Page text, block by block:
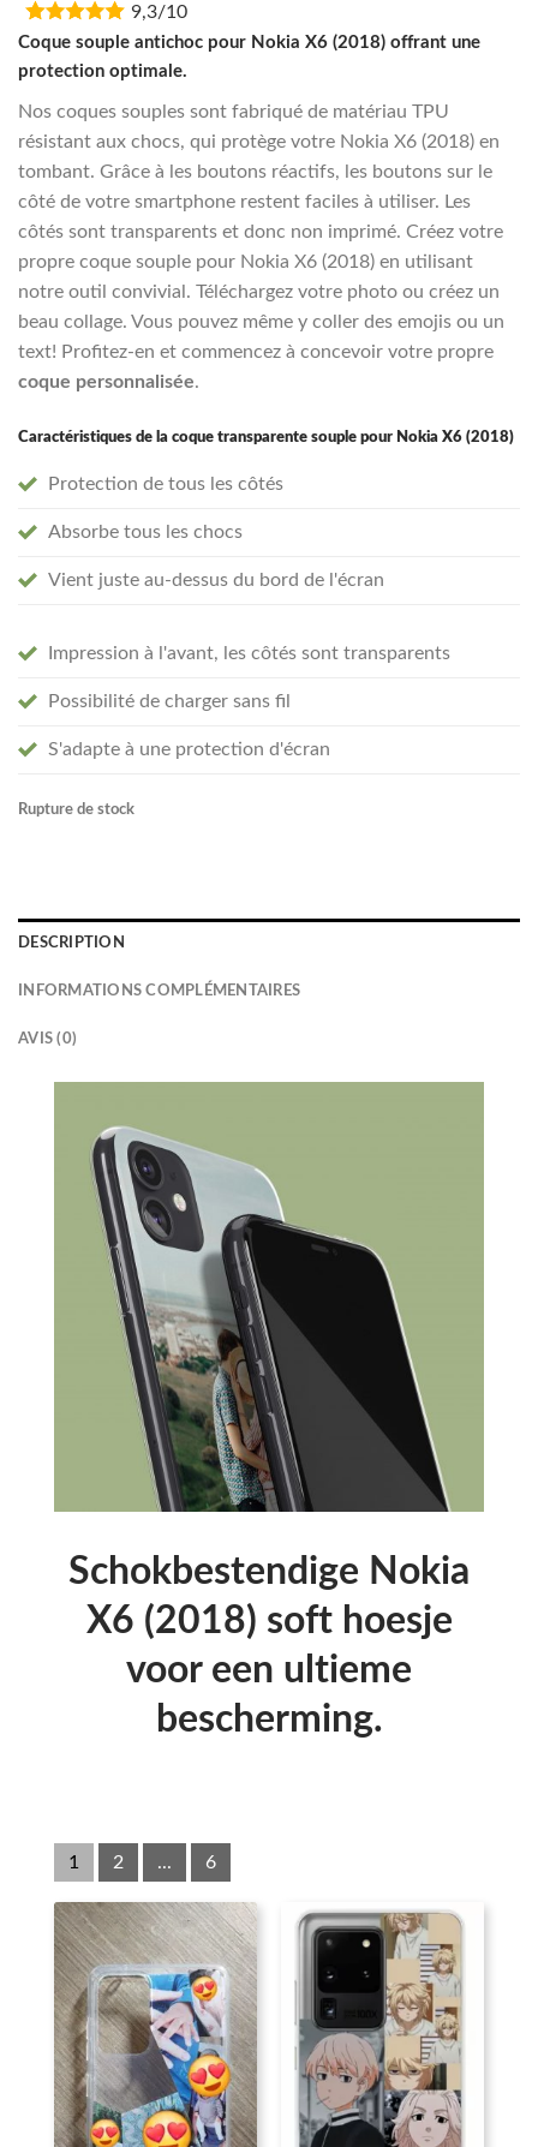
was:
€16,95.€13,55.
9,3/10
Coque souple antichoc pour Nokia X6 (2018) offrant une
protection optimale.
Nos coques souples sont fabriqué de matériau TPU
résistant aux chocs, qui protège votre Nokia X6 (2018) en
tombant. Grâce à les boutons réactifs, les boutons sur le
côté de votre smartphone restent faciles à utiliser. Les
côtés sont transparents et donc non imprimé. Créez votre
propre coque souple pour Nokia X6 (2018) en utilisant
notre outil convivial. Téléchargez votre photo ou créez un
beau collage. Vous pouvez même y coller des emojis ou un
text! Profitez-en et commencez à concevoir votre propre
coque personnalisée.
Caractéristiques de la coque transparente souple pour Nokia X6 (2018)
Protection de tous les côtés
Absorbe tous les chocs
Vient juste au-dessus du bord de l'écran
Impression à l'avant, les côtés sont transparents
Possibilité de charger sans fil
S'adapte à une protection d'écran
Rupture de stock
DESCRIPTION
INFORMATIONS COMPLÉMENTAIRES
AVIS (0)
Schokbestendige Nokia
X6 (2018) soft hoesje
voor een ultieme
bescherming.
1 2 ... 6